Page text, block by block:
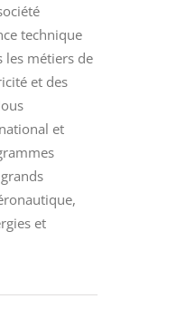
technique
les métiers de
et des
et
et